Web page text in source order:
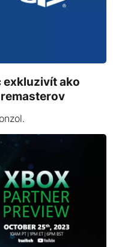
exkluzivít ako
remasterov